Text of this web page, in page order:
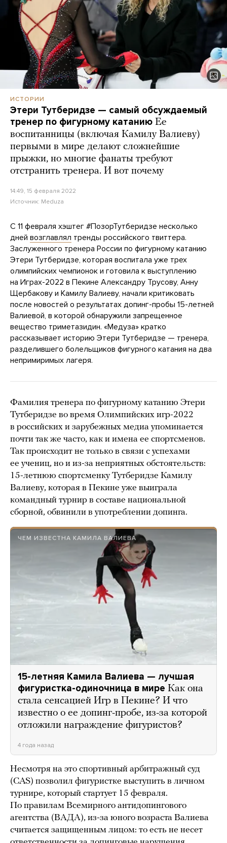
ИСТОРИИ
Этери Тутберидзе — самый обсуждаемый
тренер по фигурному катанию Ее
воспитанницы (включая Камилу Валиеву)
первыми в мире делают сложнейшие
прыжки, но многие фанаты требуют
отстранить тренера. И вот почему
14:49, 15 февраля 2022
Источник: Meduza
С 11 февраля хэштег #ПозорТутберидзе несколько
дней возглавлял тренды российского твиттера.
Заслуженного тренера России по фигурному катанию
Этери Тутберидзе, которая воспитала уже трех
олимпийских чемпионок и готовила к выступлению
на Играх-2022 в Пекине Александру Трусову, Анну
Щербакову и Камилу Валиеву, начали критиковать
после новостей о результатах допинг-пробы 15-летней
Валиевой, в которой обнаружили запрещенное
вещество триметазидин. «Медуза» кратко
рассказывает историю Этери Тутберидзе — тренера,
разделившего болельщиков фигурного катания на два
непримиримых лагеря.
Фамилия тренера по фигурному катанию Этери
Тутберидзе во время Олимпийских игр-2022
в российских и зарубежных медиа упоминается
почти так же часто, как и имена ее спортсменов.
Так происходит не только в связи с успехами
ее учениц, но и из-за неприятных обстоятельств:
15-летнюю спортсменку Тутберидзе Камилу
Валиеву, которая в Пекине уже выиграла
командный турнир в составе национальной
сборной, обвинили в употреблении допинга.
ЧЕМ ИЗВЕСТНА КАМИЛА ВАЛИЕВА
15-летняя Камила Валиева — лучшая
фигуристка-одиночница в мире Как она
стала сенсацией Игр в Пекине? И что
известно о ее допинг-пробе, из-за которой
отложили награждение фигуристов?
4 года назад
Несмотря на это спортивный арбитражный суд
(CAS) позволил фигуристке выступить в личном
турнире, который стартует 15 февраля.
По правилам Всемирного антидопингового
агентства (ВАДА), из-за юного возраста Валиева
считается защищенным лицом: то есть не несет